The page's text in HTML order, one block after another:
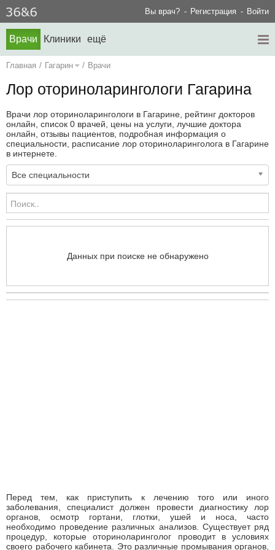
Вы врач? Регистрация Войти
Врачи Клиники ещё
Главная / Гагарин / Врачи
Лор оториноларингологи Гагарина
Врачи лор оториноларингологи в Гагарине, рейтинг докторов
онлайн, список 0 врачей, цены на услуги, лучшие доктора
онлайн, отзывы пациентов, подробная информация о
специальности, расписание лор оториноларинголога в Гагарине
в интернете.
Все специальности
Данных при поиске не обнаружено
Перед тем, как приступить к лечению того или иного
заболевания, специалист должен провести диагностику лор
органов, осмотр гортани, глотки, ушей и носа, часто
необходимо проведение различных анализов. Существует ряд
процедур, которые оториноларинголог проводит в условиях
своего рабочего кабинета. Это различные промывания органов,